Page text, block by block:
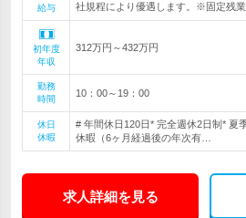
給与
社規程により優遇します。※固定残
初年度
年収
312万円～432万円
勤務
時間
10：00～19：00
休日
休暇
# 年間休日120日* 完全週休2日制* 夏
休暇（6ヶ月経過後の年次有…
求人詳細を見る